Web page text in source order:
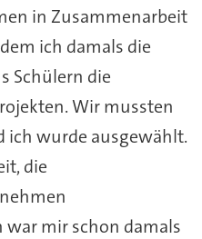
in Zusammenarbeit
ich damals die
Schülern die
Wir mussten
ich wurde ausgewählt.
die
mir schon damals